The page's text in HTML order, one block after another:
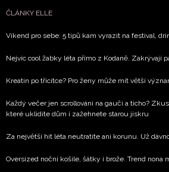
potvrzujete, že jste se seznámili se
Vašimi údaji pracovat zejména k
informace od našich partnerů?
soukromí BurdaMedia Extra s.r.o.
ČLÁNKY ELLE
Víkend pro sebe: 5 tipů kam vyrazit na festival,
Nejvíc cool žabky léta přímo z Kodaně. Zakrývají
Kreatin po třicítce? Pro ženy může mít větší
Každý večer jen scrollování na gauči a ticho?
které uklidíte dům i zažehnete starou jiskru
Za největší hit léta neutratíte ani korunu. Už
Oversized noční košile, šátky i brože. Trend nona